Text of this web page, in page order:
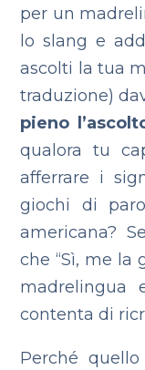
per un
lo slang e
ascolti la tua
traduzione)
pieno
qualora tu
afferrare i
giochi di
americana?
che “Sì, me la
madrelingua
contenta di
Perché